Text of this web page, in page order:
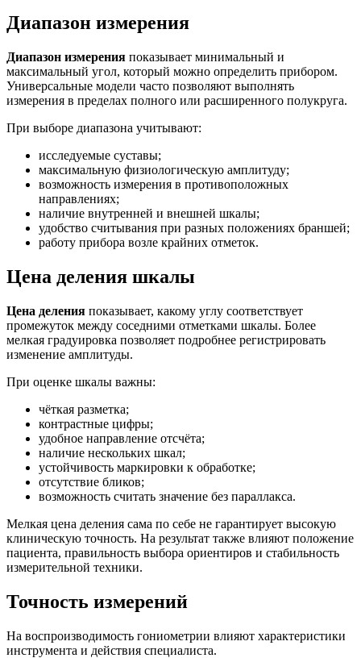
Диапазон измерения
Диапазон измерения показывает минимальный и
максимальный угол, который можно определить прибором.
Универсальные модели часто позволяют выполнять
измерения в пределах полного или расширенного полукруга.
При выборе диапазона учитывают:
исследуемые суставы;
максимальную физиологическую амплитуду;
возможность измерения в противоположных
направлениях;
наличие внутренней и внешней шкалы;
удобство считывания при разных положениях браншей;
работу прибора возле крайних отметок.
Цена деления шкалы
Цена деления показывает, какому углу соответствует
промежуток между соседними отметками шкалы. Более
мелкая градуировка позволяет подробнее регистрировать
изменение амплитуды.
При оценке шкалы важны:
чёткая разметка;
контрастные цифры;
удобное направление отсчёта;
наличие нескольких шкал;
устойчивость маркировки к обработке;
отсутствие бликов;
возможность считать значение без параллакса.
Мелкая цена деления сама по себе не гарантирует высокую
клиническую точность. На результат также влияют положение
пациента, правильность выбора ориентиров и стабильность
измерительной техники.
Точность измерений
На воспроизводимость гониометрии влияют характеристики
инструмента и действия специалиста.